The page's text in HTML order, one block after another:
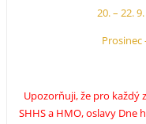
20. – 22.
Prosinec
Upozorňuji, že pro každý
SHHS a HMO, oslavy Dne